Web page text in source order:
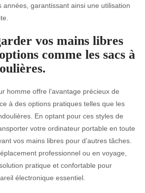
années, garantissant ainsi une utilisation
vos mains libres
comme les sacs à
homme offre l’avantage précieux de
à des options pratiques telles que les
En optant pour ces styles de
votre ordinateur portable en toute
vos mains libres pour d’autres tâches.
professionnel ou en voyage,
pratique et confortable pour
électronique essentiel.